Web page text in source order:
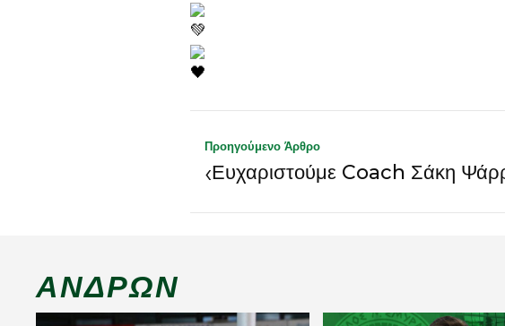
Προηγούμενο Άρθρο
‹Ευχαριστούμε Coach Σάκη
ΑΝΔΡΏΝ